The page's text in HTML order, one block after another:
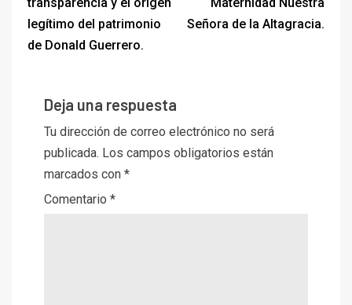
transparencia y el origen
legítimo del patrimonio
de Donald Guerrero.
Maternidad Nuestra
Señora de la Altagracia.
Deja una respuesta
Tu dirección de correo electrónico no será
publicada. Los campos obligatorios están
marcados con *
Comentario *